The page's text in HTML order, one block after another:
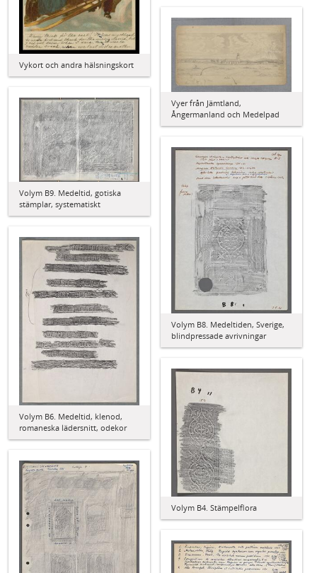
Vykort och andra hälsningskort
Vyer från Jämtland,
Ångermanland och Medelpad
Volym B9. Medeltid, gotiska
stämplar, systematiskt
Volym B8. Medeltiden, Sverige,
blindpressade avrivningar
Volym B6. Medeltid, klenod,
romaneska lädersnitt, odekor
Volym B4. Stämpelflora